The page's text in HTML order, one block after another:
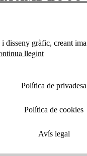
gràfic, creant
llegint
Política de privadesa
Política de cookies
Avís legal